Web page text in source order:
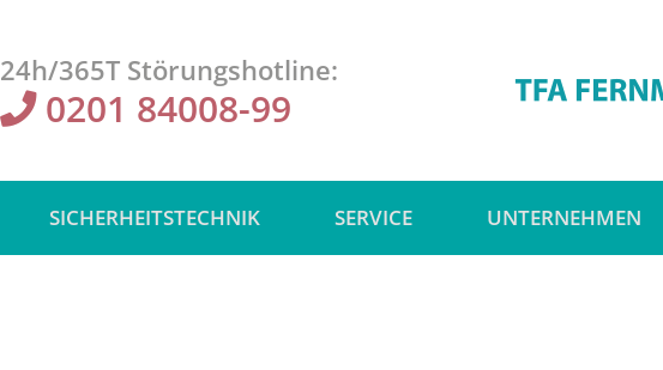
24h/365T Störungshotline:
0201 84008-99
SICHERHEITSTECHNIK SERVICE UNTERNEHMEN